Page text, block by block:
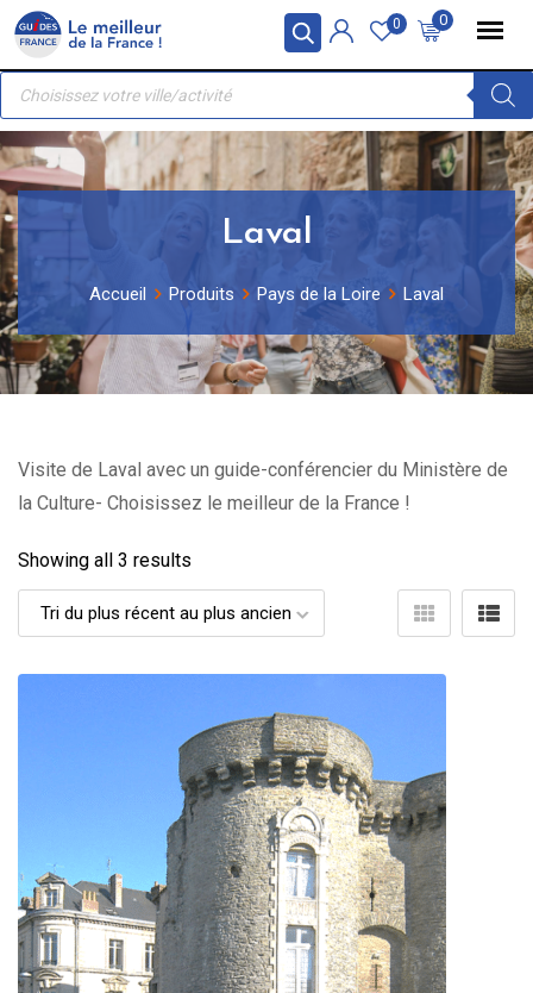
Panneau de gestion des cookies
Skip
content
0
0
Recherche
produits
Laval
Accueil Produits Pays de la Loire Laval
Visite de Laval avec un guide-conférencier du Ministère de
la Culture- Choisissez le meilleur de la France !
Showing all 3 results